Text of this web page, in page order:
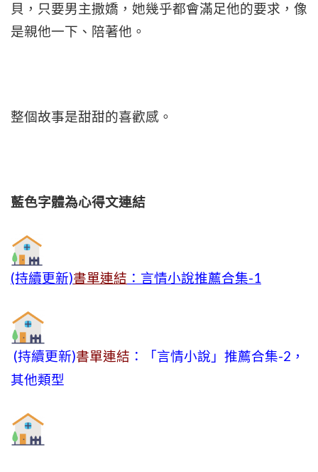
貝，只要男主撒嬌，她幾乎都會滿足他的要求，像
是親他一下、陪著他。
整個故事是甜甜的喜歡感。
藍色字體為心得文連結
(持續更新)書單連結 ：言情小說推薦合集-1
(持續更新)書單連結 ：「言情小說」推薦合集-2，
其他類型